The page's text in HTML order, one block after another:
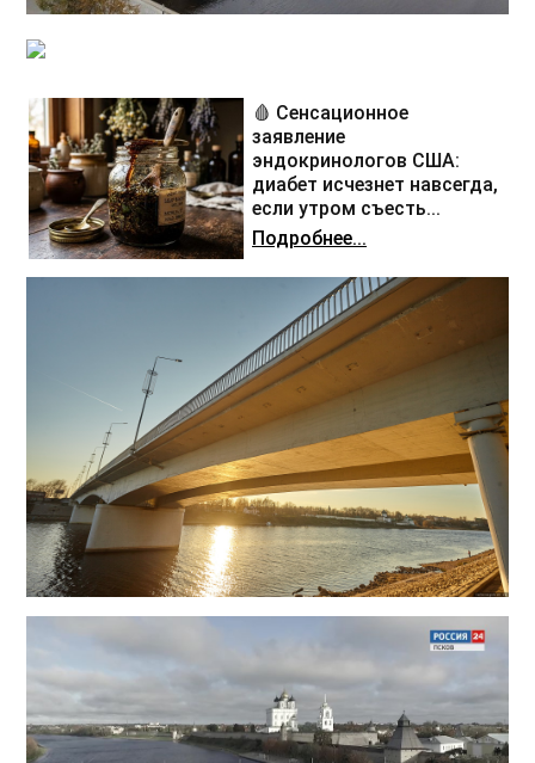
🩸 Сенсационное
заявление
эндокринологов США:
диабет исчезнет навсегда,
если утром съесть...
Подробнее...